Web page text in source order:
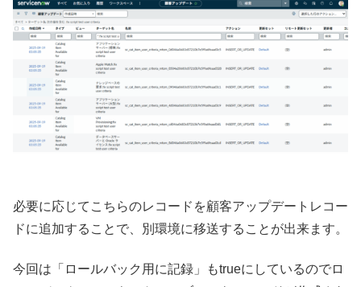
必要に応じてこちらのレコードを顧客アップデートレコー
ドに追加することで、別環境に移送することが出来ます。
今回は「ロールバック用に記録」もtrueにしているのでロ